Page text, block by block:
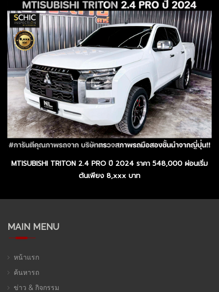
MTISUBISHI TRITON 2.4 PRO ปี 2024 ราคา 548,000 ผ่อนเริ่ม
ต้นเพียง 8,xxx บาท
MAIN MENU
หน้าแรก
ค้นหารถ
ข่าว & กิจกรรม